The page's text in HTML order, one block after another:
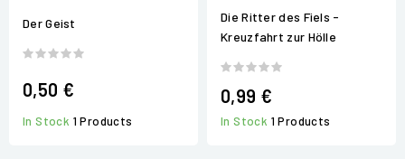
Der Geist
0,50 €
In Stock 1 Products
Die Ritter des Fiels -
Kreuzfahrt zur Hölle
0,99 €
In Stock 1 Products